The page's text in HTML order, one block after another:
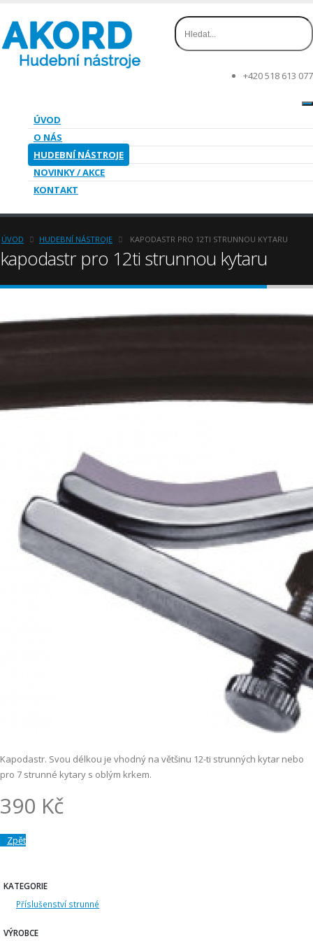
+420 518 613 077
ÚVOD
O NÁS
HUDEBNÍ NÁSTROJE
NOVINKY / AKCE
KONTAKT
ÚVOD HUDEBNÍ NÁSTROJE KAPODASTR PRO 12TI STRUNNOU KYTARU
kapodastr pro 12ti strunnou kytaru
Kapodastr. Svou délkou je vhodný na většinu 12-ti strunných kytar nebo
pro 7 strunné kytary s oblým krkem.
390 Kč
Zpět
KATEGORIE
Příslušenství strunné
VÝROBCE